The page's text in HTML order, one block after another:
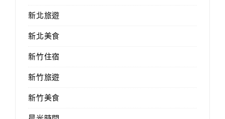
新北旅遊
新北美食
新竹住宿
新竹旅遊
新竹美食